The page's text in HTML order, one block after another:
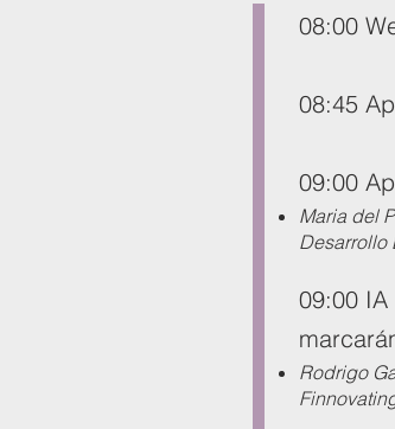
08:00
08:45
09:00
​Maria del
Desarrollo
09:00
​Rodrigo